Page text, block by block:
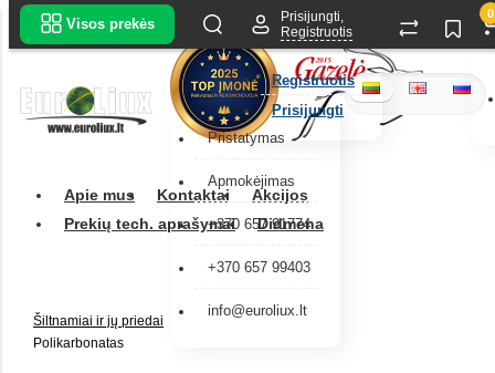
Pristatymas
Apmokėjimas
+370 657 91774
+370 657 99403
info@euroliux.lt
Apie mus Kontaktai
Akcijos
Prekių tech. aprašymai
Didmena
Visos prekės
Prisijungti,
Registruotis
Registruotis
Prisijungti
0
Šiltnamiai ir jų priedai
Polikarbonatas